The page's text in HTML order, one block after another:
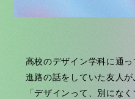
高校のデザイン学科に通っ
進路の話をしていた友人が
「デザインって、別にな